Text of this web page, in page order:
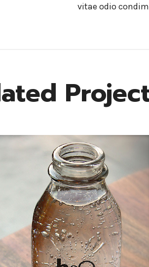
vitae odio